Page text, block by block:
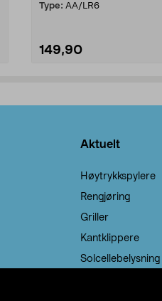
Type: AA/LR6
149,90
Aktuelt
Høytrykkspylere
Rengjøring
Griller
Kantklippere
Solcellebelysning